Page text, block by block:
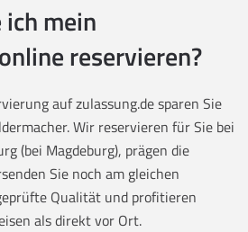
mein
reservieren?
auf zulassung.de sparen Sie
Wir reservieren für Sie bei
(bei Magdeburg), prägen die
Sie noch am gleichen
Qualität und profitieren
als direkt vor Ort.